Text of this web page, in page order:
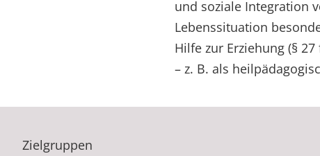
und soziale Integration
Lebenssituation
Hilfe zur Erziehung (§
– z. B. als
Zielgruppen